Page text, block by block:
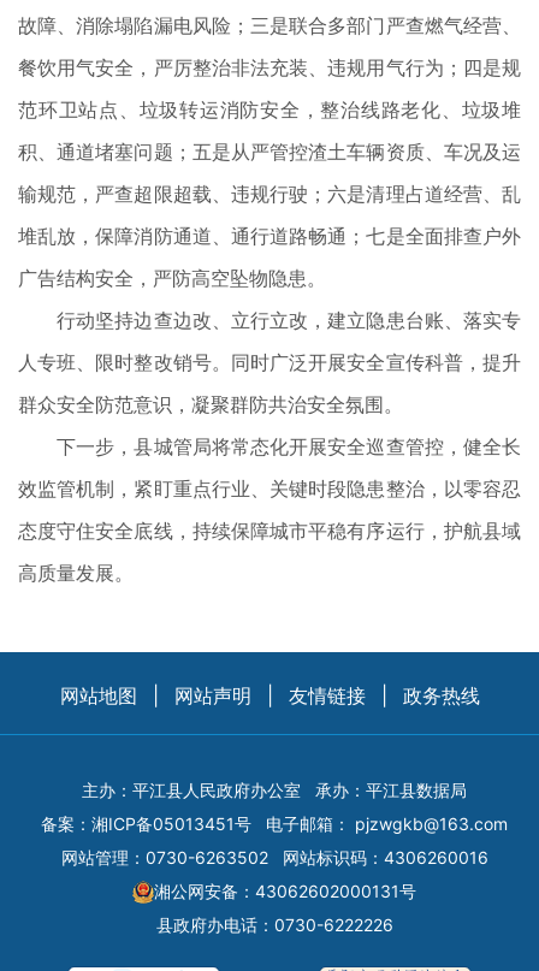
故障、消除塌陷漏电风险；三是联合多部门严查燃气经营、
餐饮用气安全，严厉整治非法充装、违规用气行为；四是规
范环卫站点、垃圾转运消防安全，整治线路老化、垃圾堆
积、通道堵塞问题；五是从严管控渣土车辆资质、车况及运
输规范，严查超限超载、违规行驶；六是清理占道经营、乱
堆乱放，保障消防通道、通行道路畅通；七是全面排查户外
广告结构安全，严防高空坠物隐患。
行动坚持边查边改、立行立改，建立隐患台账、落实专
人专班、限时整改销号。同时广泛开展安全宣传科普，提升
群众安全防范意识，凝聚群防共治安全氛围。
下一步，县城管局将常态化开展安全巡查管控，健全长
效监管机制，紧盯重点行业、关键时段隐患整治，以零容忍
态度守住安全底线，持续保障城市平稳有序运行，护航县域
高质量发展。
网站地图 网站声明 友情链接 政务热线
主办：平江县人民政府办公室
承办：平江县数据局
备案： 湘ICP备05013451号 电子邮箱： pjzwgkb@163.com
网站管理：0730-6263502
网站标识码：4306260016
湘公网安备：43062602000131号
县政府办电话：0730-6222226